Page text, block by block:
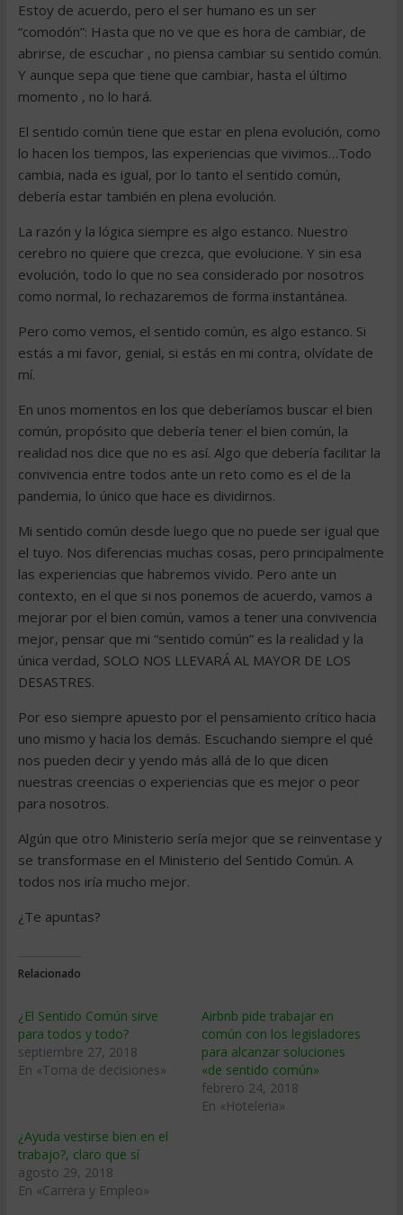
Estoy de acuerdo, pero el ser humano es un ser
“comodón”: Hasta que no ve que es hora de cambiar, de
abrirse, de escuchar , no piensa cambiar su sentido común.
Y aunque sepa que tiene que cambiar, hasta el último
momento , no lo hará.
El sentido común tiene que estar en plena evolución, como
lo hacen los tiempos, las experiencias que vivimos…Todo
cambia, nada es igual, por lo tanto el sentido común,
debería estar también en plena evolución.
La razón y la lógica siempre es algo estanco. Nuestro
cerebro no quiere que crezca, que evolucione. Y sin esa
evolución, todo lo que no sea considerado por nosotros
como normal, lo rechazaremos de forma instantánea.
Pero como vemos, el sentido común, es algo estanco. Si
estás a mi favor, genial, si estás en mi contra, olvídate de
mí.
En unos momentos en los que deberíamos buscar el bien
común, propósito que debería tener el bien común, la
realidad nos dice que no es así. Algo que debería facilitar la
convivencia entre todos ante un reto como es el de la
pandemia, lo único que hace es dividirnos.
Mi sentido común desde luego que no puede ser igual que
el tuyo. Nos diferencias muchas cosas, pero principalmente
las experiencias que habremos vivido. Pero ante un
contexto, en el que si nos ponemos de acuerdo, vamos a
mejorar por el bien común, vamos a tener una convivencia
mejor, pensar que mi “sentido común” es la realidad y la
única verdad, SOLO NOS LLEVARÁ AL MAYOR DE LOS
DESASTRES.
Por eso siempre apuesto por el pensamiento crítico hacia
uno mismo y hacia los demás. Escuchando siempre el qué
nos pueden decir y yendo más allá de lo que dicen
nuestras creencias o experiencias que es mejor o peor
para nosotros.
Algún que otro Ministerio sería mejor que se reinventase y
se transformase en el Ministerio del Sentido Común. A
todos nos iría mucho mejor.
¿Te apuntas?
Relacionado
¿El Sentido Común sirve
para todos y todo?
septiembre 27, 2018
En «Toma de decisiones»
Airbnb pide trabajar en
común con los legisladores
para alcanzar soluciones
«de sentido común»
febrero 24, 2018
En «Hoteleria»
¿Ayuda vestirse bien en el
trabajo?, claro que sí
agosto 29, 2018
En «Carrera y Empleo»